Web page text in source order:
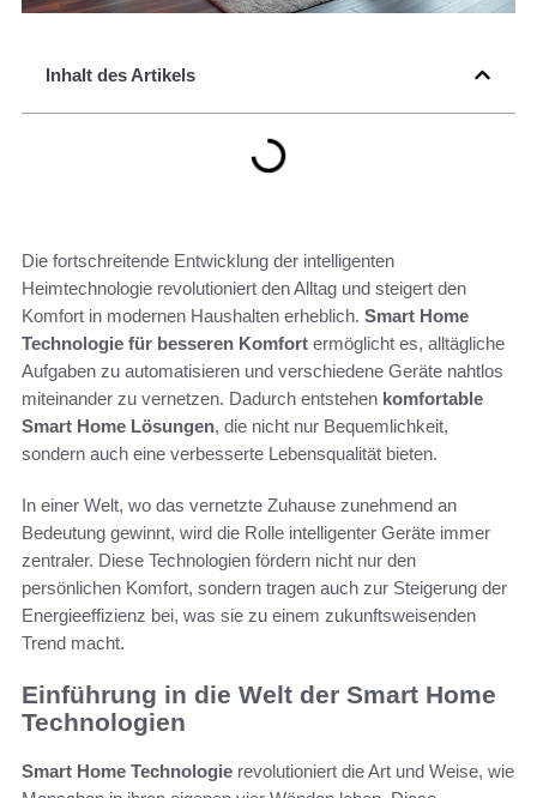
Inhalt des Artikels
Die fortschreitende Entwicklung der intelligenten
Heimtechnologie revolutioniert den Alltag und steigert den
Komfort in modernen Haushalten erheblich. Smart Home
Technologie für besseren Komfort ermöglicht es, alltägliche
Aufgaben zu automatisieren und verschiedene Geräte nahtlos
miteinander zu vernetzen. Dadurch entstehen komfortable
Smart Home Lösungen, die nicht nur Bequemlichkeit,
sondern auch eine verbesserte Lebensqualität bieten.
In einer Welt, wo das vernetzte Zuhause zunehmend an
Bedeutung gewinnt, wird die Rolle intelligenter Geräte immer
zentraler. Diese Technologien fördern nicht nur den
persönlichen Komfort, sondern tragen auch zur Steigerung der
Energieeffizienz bei, was sie zu einem zukunftsweisenden
Trend macht.
Einführung in die Welt der Smart Home
Technologien
Smart Home Technologie revolutioniert die Art und Weise, wie